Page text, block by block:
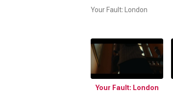
Your Fault: London
Your Fault: London